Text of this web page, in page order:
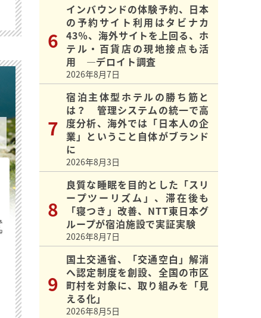
インバウンドの体験予約、日本
の予約サイト利用はタビナカ
43％、海外サイトを上回る、ホ
テル・百貨店の現地接点も活
用 ―デロイト調査
2026年8月7日
宿泊主体型ホテルの勝ち筋と
は？ 管理システムの統一で高
度分析、海外では「日本人の企
業」ということ自体がブランド
に
2026年8月3日
良質な睡眠を目的とした「スリ
ープツーリズム」、滞在後も
「寝つき」改善、NTT東日本グ
ループが宿泊施設で実証実験
2026年8月7日
国土交通省、「交通空白」解消
へ認定制度を創設、全国の市区
町村を対象に、取り組みを「見
える化」
2026年8月5日